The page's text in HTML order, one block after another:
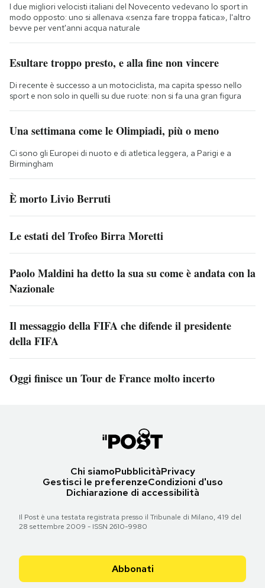
I due migliori velocisti italiani del Novecento vedevano lo sport in
modo opposto: uno si allenava «senza fare troppa fatica», l'altro
bevve per vent'anni acqua naturale
Esultare troppo presto, e alla fine non vincere
Di recente è successo a un motociclista, ma capita spesso nello
sport e non solo in quelli su due ruote: non si fa una gran figura
Una settimana come le Olimpiadi, più o meno
Ci sono gli Europei di nuoto e di atletica leggera, a Parigi e a
Birmingham
È morto Livio Berruti
Le estati del Trofeo Birra Moretti
Paolo Maldini ha detto la sua su come è andata con la
Nazionale
Il messaggio della FIFA che difende il presidente
della FIFA
Oggi finisce un Tour de France molto incerto
Chi siamoPubblicitàPrivacy
Gestisci le preferenzeCondizioni d'uso
Dichiarazione di accessibilità
Il Post è una testata registrata presso il Tribunale di Milano, 419 del
28 settembre 2009 - ISSN 2610-9980
Abbonati